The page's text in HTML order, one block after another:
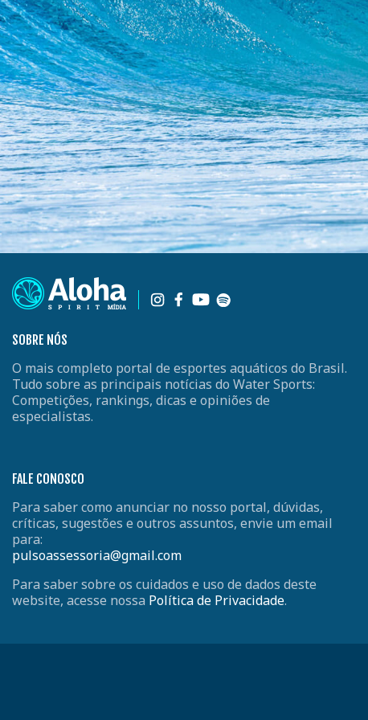
SOBRE NÓS
O mais completo portal de esportes aquáticos do Brasil.
Tudo sobre as principais notícias do Water Sports:
Competições, rankings, dicas e opiniões de
especialistas.
FALE CONOSCO
Para saber como anunciar no nosso portal, dúvidas,
críticas, sugestões e outros assuntos, envie um email
para:
pulsoassessoria@gmail.com
Para saber sobre os cuidados e uso de dados deste
website, acesse nossa Política de Privacidade.